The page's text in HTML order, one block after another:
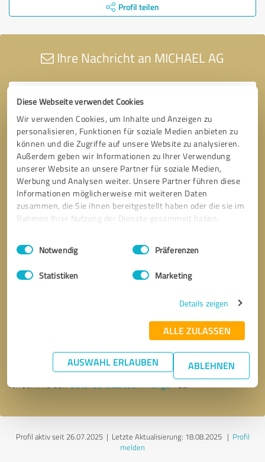
Diese Webseite verwendet Cookies
Wir verwenden Cookies, um Inhalte und Anzeigen zu
personalisieren, Funktionen für soziale Medien anbieten zu
können und die Zugriffe auf unsere Website zu analysieren.
Außerdem geben wir Informationen zu Ihrer Verwendung
unserer Website an unsere Partner für soziale Medien,
Werbung und Analysen weiter. Unsere Partner führen diese
Informationen möglicherweise mit weiteren Daten
zusammen, die Sie ihnen bereitgestellt haben oder die sie im
Rahmen Ihrer Nutzung der Dienste gesammelt haben.
Impressum Datenschutzbestimmungen
Einwilligungsauswahl
Notwendig Präferenzen
Statistiken Marketing
Details zeigen
ALLE ZULASSEN
AUSWAHL ERLAUBEN ABLEHNEN
Profil teilen
Ihre Nachricht an MICHAEL AG
* Erforderliche Angaben
Nachricht senden
Ich stimme denDatenschutzbestimmungenzu.
Profil aktiv seit 26.07.2025 | Letzte Aktualisierung: 18.08.2025| Profil
melden